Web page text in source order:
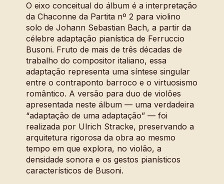
O eixo conceitual do álbum é a interpretação
da Chaconne da Partita nº 2 para violino
solo de Johann Sebastian Bach, a partir da
célebre adaptação pianística de Ferruccio
Busoni. Fruto de mais de três décadas de
trabalho do compositor italiano, essa
adaptação representa uma síntese singular
entre o contraponto barroco e o virtuosismo
romântico. A versão para duo de violões
apresentada neste álbum — uma verdadeira
“adaptação de uma adaptação” — foi
realizada por Ulrich Stracke, preservando a
arquitetura rigorosa da obra ao mesmo
tempo em que explora, no violão, a
densidade sonora e os gestos pianísticos
característicos de Busoni.